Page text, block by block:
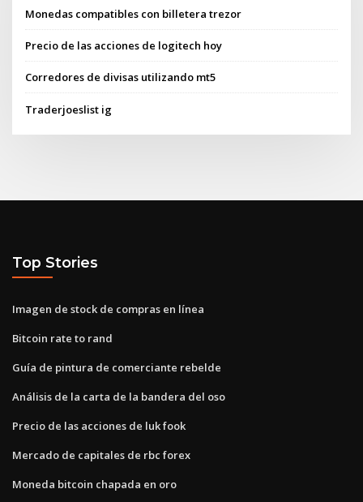
Monedas compatibles con billetera trezor
Precio de las acciones de logitech hoy
Corredores de divisas utilizando mt5
Traderjoeslist ig
Top Stories
Imagen de stock de compras en línea
Bitcoin rate to rand
Guía de pintura de comerciante rebelde
Análisis de la carta de la bandera del oso
Precio de las acciones de luk fook
Mercado de capitales de rbc forex
Moneda bitcoin chapada en oro